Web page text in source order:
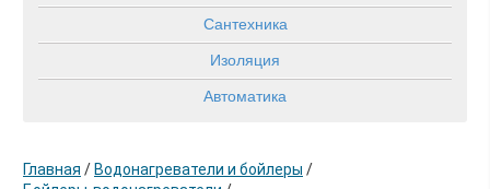
Сантехника
Изоляция
Автоматика
Главная / Водонагреватели и бойлеры /